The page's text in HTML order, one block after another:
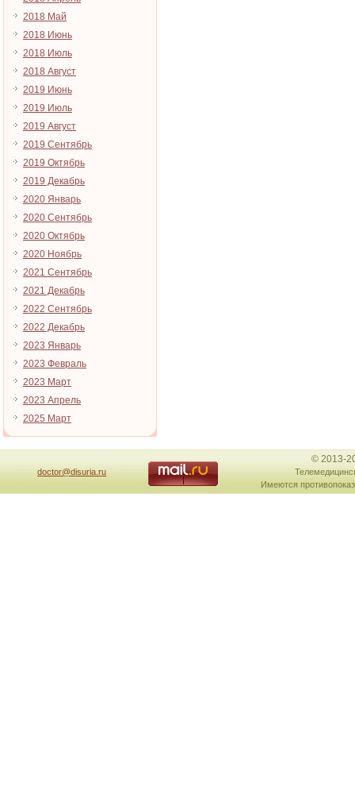
2018 Май
2018 Июнь
2018 Июль
2018 Август
2019 Июнь
2019 Июль
2019 Август
2019 Сентябрь
2019 Октябрь
2019 Декабрь
2020 Январь
2020 Сентябрь
2020 Октябрь
2020 Ноябрь
2021 Сентябрь
2021 Декабрь
2022 Сентябрь
2022 Декабрь
2023 Январь
2023 Февраль
2023 Март
2023 Апрель
2025 Март
doctor@disuria.ru
© 2013-
Имеются